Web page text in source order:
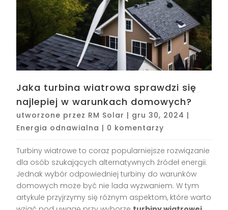
Jaka turbina wiatrowa sprawdzi się
najlepiej w warunkach domowych?
utworzone przez RM Solar | gru 30, 2024 |
Energia odnawialna | 0 komentarzy
Turbiny wiatrowe to coraz popularniejsze rozwiązanie
dla osób szukających alternatywnych źródeł energii.
Jednak wybór odpowiedniej turbiny do warunków
domowych może być nie lada wyzwaniem. W tym
artykule przyjrzymy się różnym aspektom, które warto